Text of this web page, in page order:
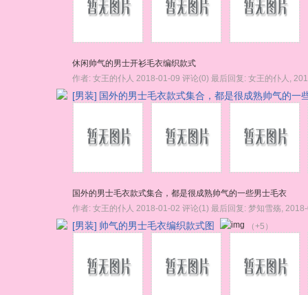
休闲帅气的男士开衫毛衣编织款式
作者: 女王的仆人 2018-01-09 评论(0) 最后回复: 女王的仆人
[男装] 国外的男士毛衣款式集合，都是很成熟帅气的一
国外的男士毛衣款式集合，都是很成熟帅气的一些男士毛衣
作者: 女王的仆人 2018-01-02 评论(1) 最后回复: 梦知雪殇
[男装] 帅气的男士毛衣编织款式图 （+5）